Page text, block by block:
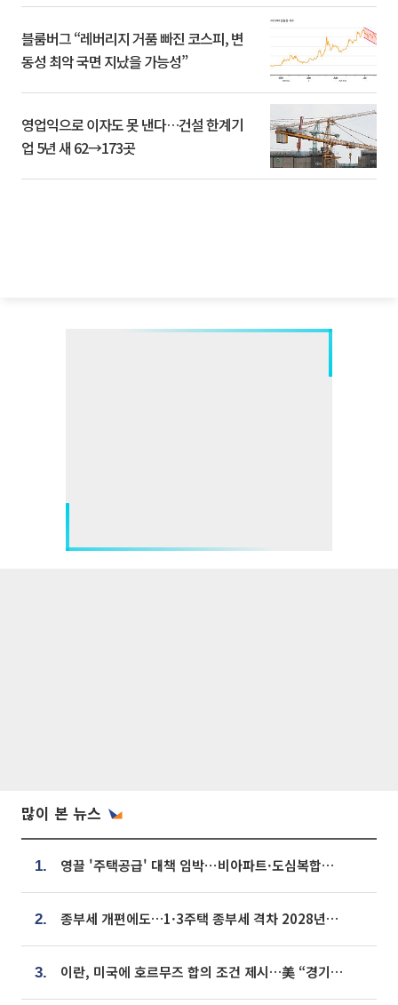
블룸버그 “레버리지 거품 빠진 코스피, 변
동성 최악 국면 지났을 가능성”
영업익으로 이자도 못 낸다…건설 한계기
업 5년 새 62→173곳
많이 본 뉴스
1. 영끌 '주택공급' 대책 임박⋯비아파트·도심복합까지 총동원
2. 종부세 개편에도…1·3주택 종부세 격차 2028년부터 확대
3. 이란, 미국에 호르무즈 합의 조건 제시…美 “경기 아직 안 끝나” [종합]